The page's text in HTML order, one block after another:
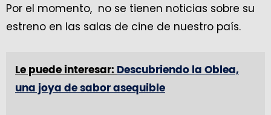
Por el momento, no se tienen noticias sobre su
estreno en las salas de cine de nuestro país.
Le puede interesar: Descubriendo la Oblea,
una joya de sabor asequible